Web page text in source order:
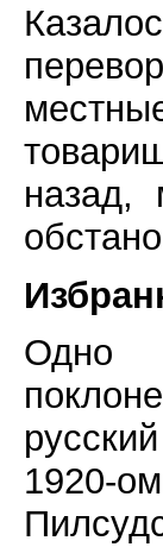
назад,
Одно
1920-